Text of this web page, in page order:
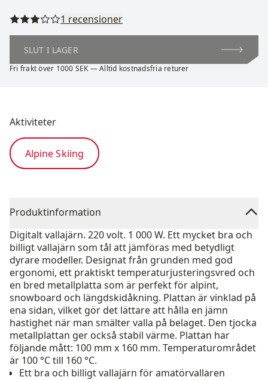
Läs alla recensioner
1 recensioner
SLUT I LAGER
Fri frakt över 1000 SEK — Alltid kostnadsfria returer
Aktiviteter
Alpine Skiing
Produktinformation
Digitalt vallajärn. 220 volt. 1 000 W. Ett mycket bra och
billigt vallajärn som tål att jämföras med betydligt
dyrare modeller. Designat från grunden med god
ergonomi, ett praktiskt temperaturjusteringsvred och
en bred metallplatta som är perfekt för alpint,
snowboard och längdskidåkning. Plattan är vinklad på
ena sidan, vilket gör det lättare att hålla en jämn
hastighet när man smälter valla på belaget. Den tjocka
metallplattan ger också stabil värme. Plattan har
följande mått: 100 mm x 160 mm. Temperaturområdet
är 100 °C till 160 °C.
Ett bra och billigt vallajärn för amatörvallaren